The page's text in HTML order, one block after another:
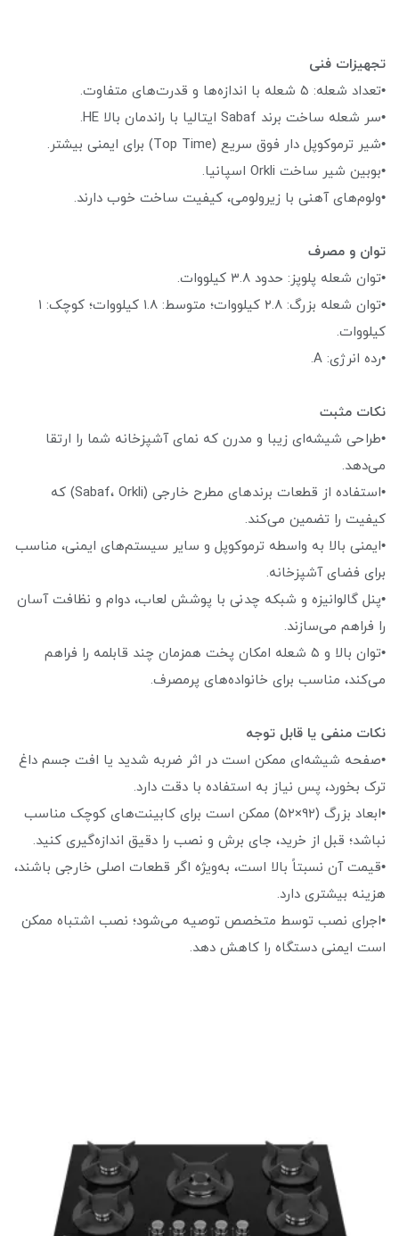
تجهیزات فنی
•تعداد شعله: ۵ شعله با اندازه‌ها و قدرت‌های متفاوت.
•سر شعله ساخت برند Sabaf ایتالیا با راندمان بالا HE.
•شیر ترموکوپل دار فوق سریع (Top Time) برای ایمنی بیشتر.
•بوبین شیر ساخت Orkli اسپانیا.
•ولوم‌های آهنی با زیرولومی، کیفیت ساخت خوب دارند.
توان و مصرف
•توان شعله پلوپز: حدود ۳.۸ کیلووات.
•توان شعله بزرگ: ۲.۸ کیلووات؛ متوسط: ۱.۸ کیلووات؛ کوچک: ۱
کیلووات.
•رده انرژی: A.
نکات مثبت
•طراحی شیشه‌ای زیبا و مدرن که نمای آشپزخانه شما را ارتقا
می‌دهد.
•استفاده از قطعات برندهای مطرح خارجی (Sabaf، Orkli) که
کیفیت را تضمین می‌کند.
•ایمنی بالا به واسطه ترموکوپل و سایر سیستم‌های ایمنی، مناسب
برای فضای آشپزخانه.
•پنل گالوانیزه و شبکه چدنی با پوشش لعاب، دوام و نظافت آسان
را فراهم می‌سازند.
•توان بالا و ۵ شعله امکان پخت همزمان چند قابلمه را فراهم
می‌کند، مناسب برای خانواده‌های پرمصرف.
نکات منفی یا قابل توجه
•صفحه شیشه‌ای ممکن است در اثر ضربه شدید یا افت جسم داغ
ترک بخورد، پس نیاز به استفاده با دقت دارد.
•ابعاد بزرگ (۹۲×۵۲) ممکن است برای کابینت‌های کوچک مناسب
نباشد؛ قبل از خرید، جای برش و نصب را دقیق اندازه‌گیری کنید.
•قیمت آن نسبتاً بالا است، به‌ویژه اگر قطعات اصلی خارجی باشند،
هزینه بیشتری دارد.
•اجرای نصب توسط متخصص توصیه می‌شود؛ نصب اشتباه ممکن
است ایمنی دستگاه را کاهش دهد.